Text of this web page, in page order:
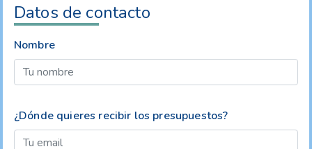
Datos de contacto
Nombre
¿Dónde quieres recibir los presupuestos?